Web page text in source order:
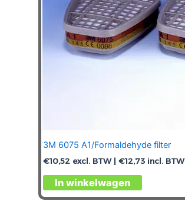
3M 6075 A1/Formaldehyde filter
€10,52 excl. BTW | €12,73 incl. BTW
In winkelwagen